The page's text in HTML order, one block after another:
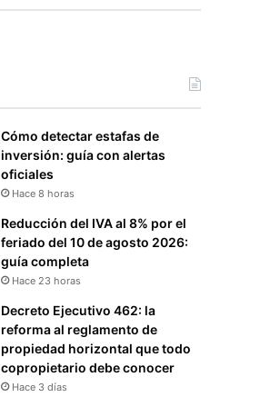
Cómo detectar estafas de
inversión: guía con alertas
oficiales
Hace 8 horas
Reducción del IVA al 8% por el
feriado del 10 de agosto 2026:
guía completa
Hace 23 horas
Decreto Ejecutivo 462: la
reforma al reglamento de
propiedad horizontal que todo
copropietario debe conocer
Hace 3 días